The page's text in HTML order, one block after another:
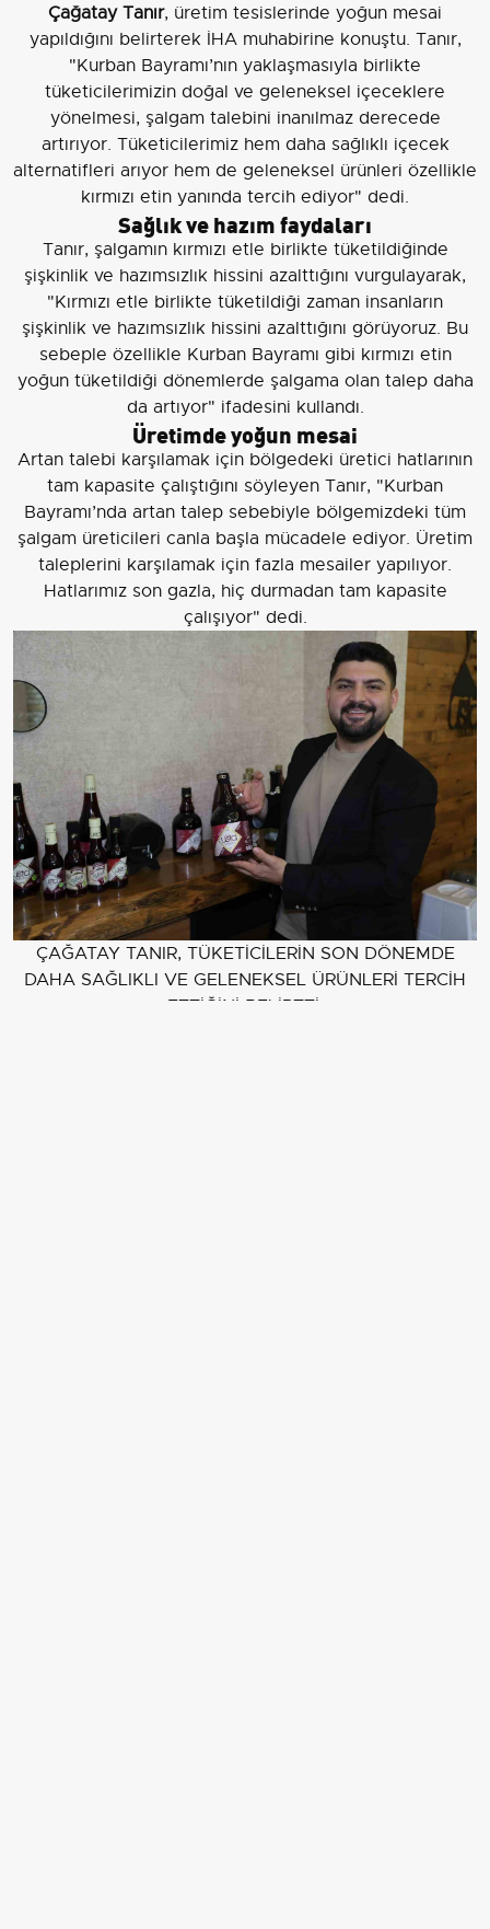
Çağatay Tanır, üretim tesislerinde yoğun mesai
yapıldığını belirterek İHA muhabirine konuştu. Tanır,
"Kurban Bayramı’nın yaklaşmasıyla birlikte
tüketicilerimizin doğal ve geleneksel içeceklere
yönelmesi, şalgam talebini inanılmaz derecede
artırıyor. Tüketicilerimiz hem daha sağlıklı içecek
alternatifleri arıyor hem de geleneksel ürünleri özellikle
kırmızı etin yanında tercih ediyor" dedi.
Sağlık ve hazım faydaları
Tanır, şalgamın kırmızı etle birlikte tüketildiğinde
şişkinlik ve hazımsızlık hissini azalttığını vurgulayarak,
"Kırmızı etle birlikte tüketildiği zaman insanların
şişkinlik ve hazımsızlık hissini azalttığını görüyoruz. Bu
sebeple özellikle Kurban Bayramı gibi kırmızı etin
yoğun tüketildiği dönemlerde şalgama olan talep daha
da artıyor" ifadesini kullandı.
Üretimde yoğun mesai
Artan talebi karşılamak için bölgedeki üretici hatlarının
tam kapasite çalıştığını söyleyen Tanır, "Kurban
Bayramı’nda artan talep sebebiyle bölgemizdeki tüm
şalgam üreticileri canla başla mücadele ediyor. Üretim
taleplerini karşılamak için fazla mesailer yapılıyor.
Hatlarımız son gazla, hiç durmadan tam kapasite
çalışıyor" dedi.
ÇAĞATAY TANIR, TÜKETİCİLERİN SON DÖNEMDE
DAHA SAĞLIKLI VE GELENEKSEL ÜRÜNLERİ TERCİH
ETTİĞİNİ BELİRTTİ.